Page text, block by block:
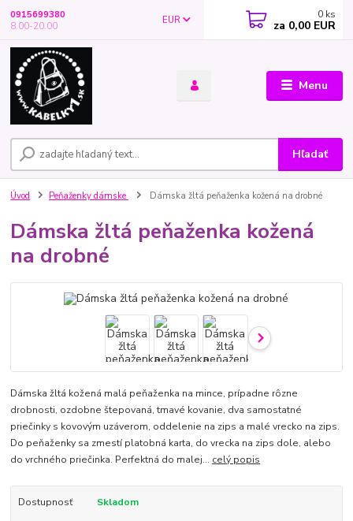
Menu
EUR
Hľadať
0915699380
8.00-20.00
0 ks
za 0,00 EUR
Úvod Peňaženky dámske Dámska žltá peňaženka kožená na drobné
Dámska žltá peňaženka kožená
na drobné
Dámska žltá kožená malá peňaženka na mince, prípadne rôzne
drobnosti, ozdobne štepovaná, tmavé kovanie, dva samostatné
priečinky s kovovým uzáverom, oddelenie na zips a malé vrecko na zips.
Do peňaženky sa zmestí platobná karta, do vrecka na zips dole, alebo
do vrchného priečinka. Perfektná do malej... celý popis
Dostupnosť Skladom